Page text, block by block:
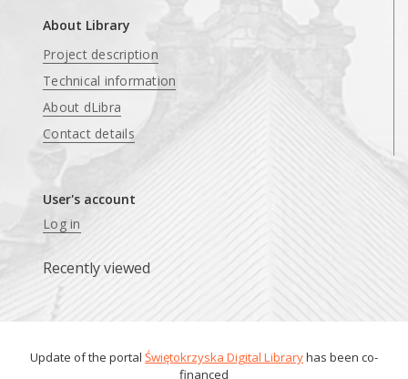
About Library
Project description
Technical information
About dLibra
Contact details
User's account
Log in
Recently viewed
Update of the portal Świętokrzyska Digital Libraryhas been co-
financed